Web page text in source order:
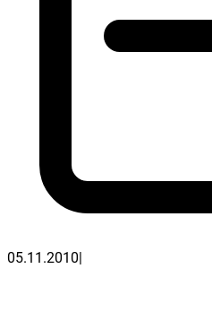
05.11.2010|